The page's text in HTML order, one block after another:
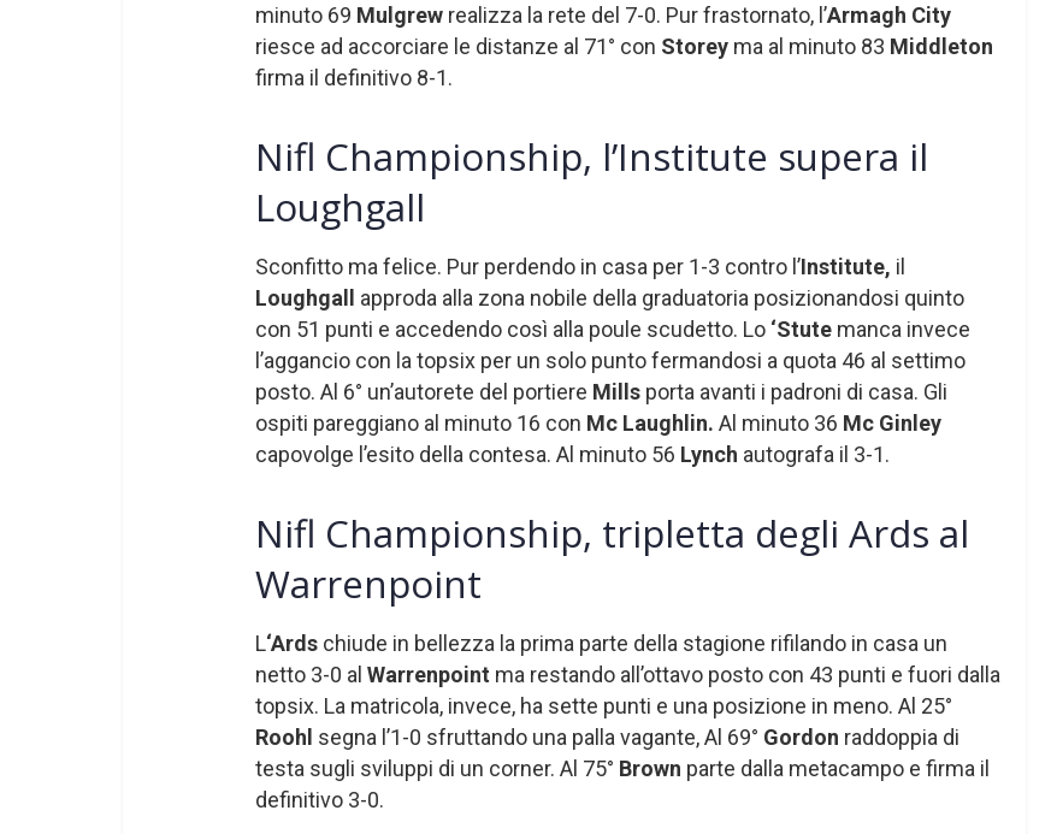
minuto 69 Mulgrew realizza la rete del 7-0. Pur frastornato, l’Armagh City
riesce ad accorciare le distanze al 71° con Storey ma al minuto 83 Middleton
firma il definitivo 8-1.
Nifl Championship, l’Institute supera il
Loughgall
Sconfitto ma felice. Pur perdendo in casa per 1-3 contro l’Institute, il
Loughgall approda alla zona nobile della graduatoria posizionandosi quinto
con 51 punti e accedendo così alla poule scudetto. Lo ‘Stute manca invece
l’aggancio con la topsix per un solo punto fermandosi a quota 46 al settimo
posto. Al 6° un’autorete del portiere Mills porta avanti i padroni di casa. Gli
ospiti pareggiano al minuto 16 con Mc Laughlin. Al minuto 36 Mc Ginley
capovolge l’esito della contesa. Al minuto 56 Lynch autografa il 3-1.
Nifl Championship, tripletta degli Ards al
Warrenpoint
L‘Ards chiude in bellezza la prima parte della stagione rifilando in casa un
netto 3-0 al Warrenpoint ma restando all’ottavo posto con 43 punti e fuori dalla
topsix. La matricola, invece, ha sette punti e una posizione in meno. Al 25°
Roohl segna l’1-0 sfruttando una palla vagante, Al 69° Gordon raddoppia di
testa sugli sviluppi di un corner. Al 75° Brown parte dalla metacampo e firma il
definitivo 3-0.